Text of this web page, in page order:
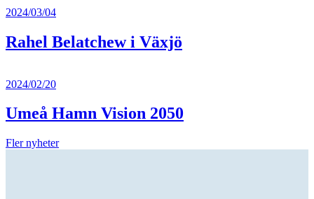
2024/03/04
Rahel Belatchew i Växjö
2024/02/20
Umeå Hamn Vision 2050
Fler nyheter